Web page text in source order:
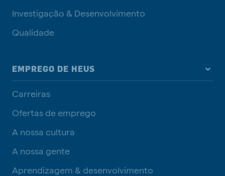
Investigação & Desenvolvimento
Qualidade
EMPREGO DE HEUS
Carreiras
Ofertas de emprego
A nossa cultura
A nossa gente
Aprendizagem & desenvolvimento